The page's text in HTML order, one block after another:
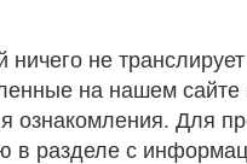
не
на нашем
ознакомления. Для
в разделе с